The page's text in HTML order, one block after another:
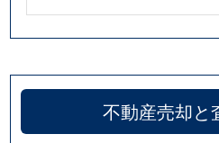
不動産売却と